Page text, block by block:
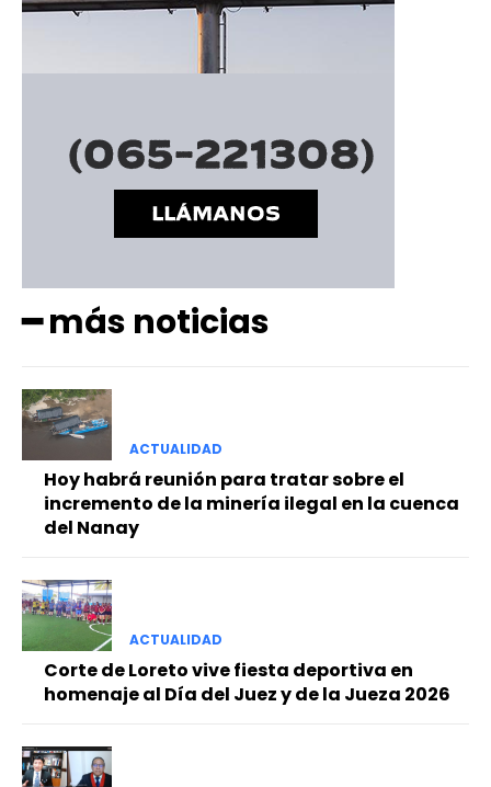
━ más noticias
ACTUALIDAD
Hoy habrá reunión para tratar sobre el
incremento de la minería ilegal en la cuenca
del Nanay
ACTUALIDAD
Corte de Loreto vive fiesta deportiva en
homenaje al Día del Juez y de la Jueza 2026